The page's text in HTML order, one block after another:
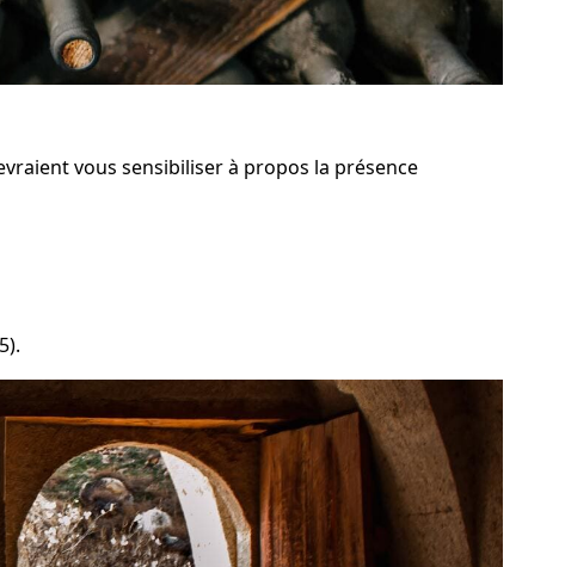
vous sensibiliser à propos la présence